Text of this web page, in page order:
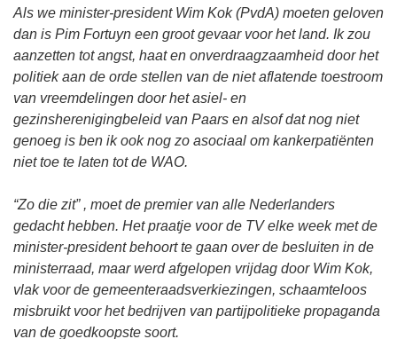
Als we minister-president Wim Kok (PvdA) moeten geloven
dan is Pim Fortuyn een groot gevaar voor het land. Ik zou
aanzetten tot angst, haat en onverdraagzaamheid door het
politiek aan de orde stellen van de niet aflatende toestroom
van vreemdelingen door het asiel- en
gezinsherenigingbeleid van Paars en alsof dat nog niet
genoeg is ben ik ook nog zo asociaal om kankerpatiënten
niet toe te laten tot de WAO.
“Zo die zit” , moet de premier van alle Nederlanders
gedacht hebben. Het praatje voor de TV elke week met de
minister-president behoort te gaan over de besluiten in de
ministerraad, maar werd afgelopen vrijdag door Wim Kok,
vlak voor de gemeenteraadsverkiezingen, schaamteloos
misbruikt voor het bedrijven van partijpolitieke propaganda
van de goedkoopste soort.